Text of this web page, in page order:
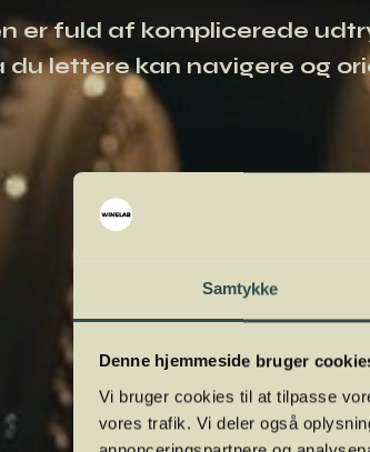
Samtykke
Denne hjemmeside bruger
Vi bruger cookies til at tilpasse
vores trafik. Vi deler også
er fuld af komplicerede
du lettere kan navigere og